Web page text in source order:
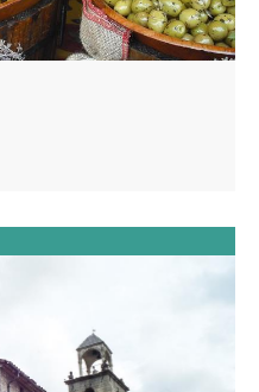
groupes. En un temps
Pénitents révèlent leur
traditions locales.